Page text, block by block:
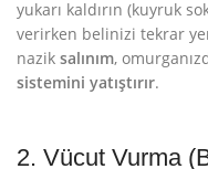
yukarı kaldırın (kuyruk
verirken belinizi tekrar
nazik salınım,
sistemini yatıştırır.
2. Vücut Vurma